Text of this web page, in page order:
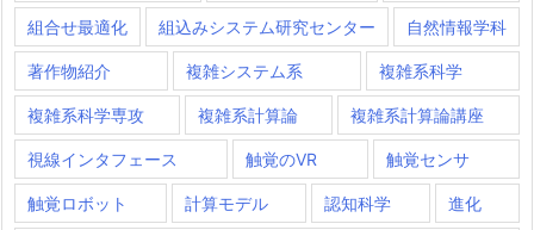
組合せ最適化 組込みシステム研究センター 自然情報学科
著作物紹介 複雑システム系 複雑系科学
複雑系科学専攻 複雑系計算論 複雑系計算論講座
視線インタフェース 触覚のVR 触覚センサ
触覚ロボット 計算モデル 認知科学 進化